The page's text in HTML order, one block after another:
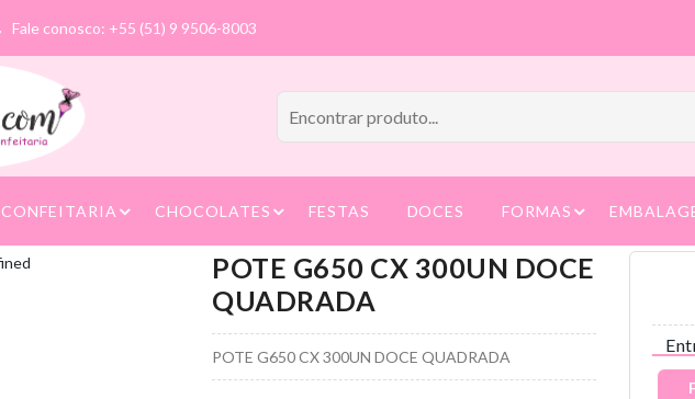
Fale conosco: +55 (51) 9 9506-8003
CONFEITARIA CHOCOLATES FESTAS DOCES FORMAS
POTE G650 CX 300UN DOCE
QUADRADA
POTE G650 CX 300UN DOCE QUADRADA